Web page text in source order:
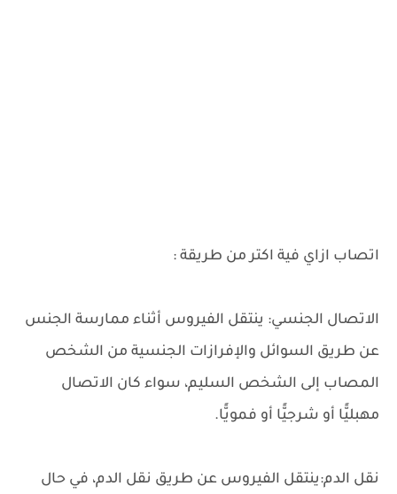
اتصاب ازاي فية اكتر من طريقة :
الاتصال الجنسي: ينتقل الفيروس أثناء ممارسة الجنس
عن طريق السوائل والإفرازات الجنسية من الشخص
المصاب إلى الشخص السليم، سواء كان الاتصال
مهبليًّا أو شرجيًّا أو فمويًّا.
نقل الدم:ينتقل الفيروس عن طريق نقل الدم، في حال